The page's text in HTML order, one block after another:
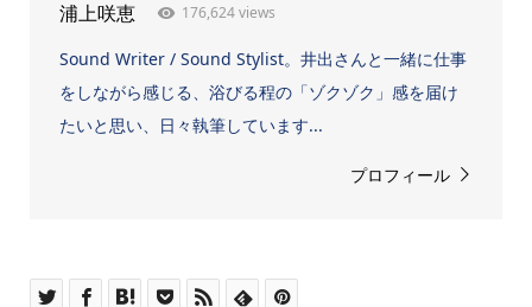
浦上咲恵 176,624 views
Sound Writer / Sound Stylist。井出さんと一緒に仕事
をしながら感じる、浴びる程の「ゾクゾク」感を届け
たいと思い、日々執筆しています...
プロフィール